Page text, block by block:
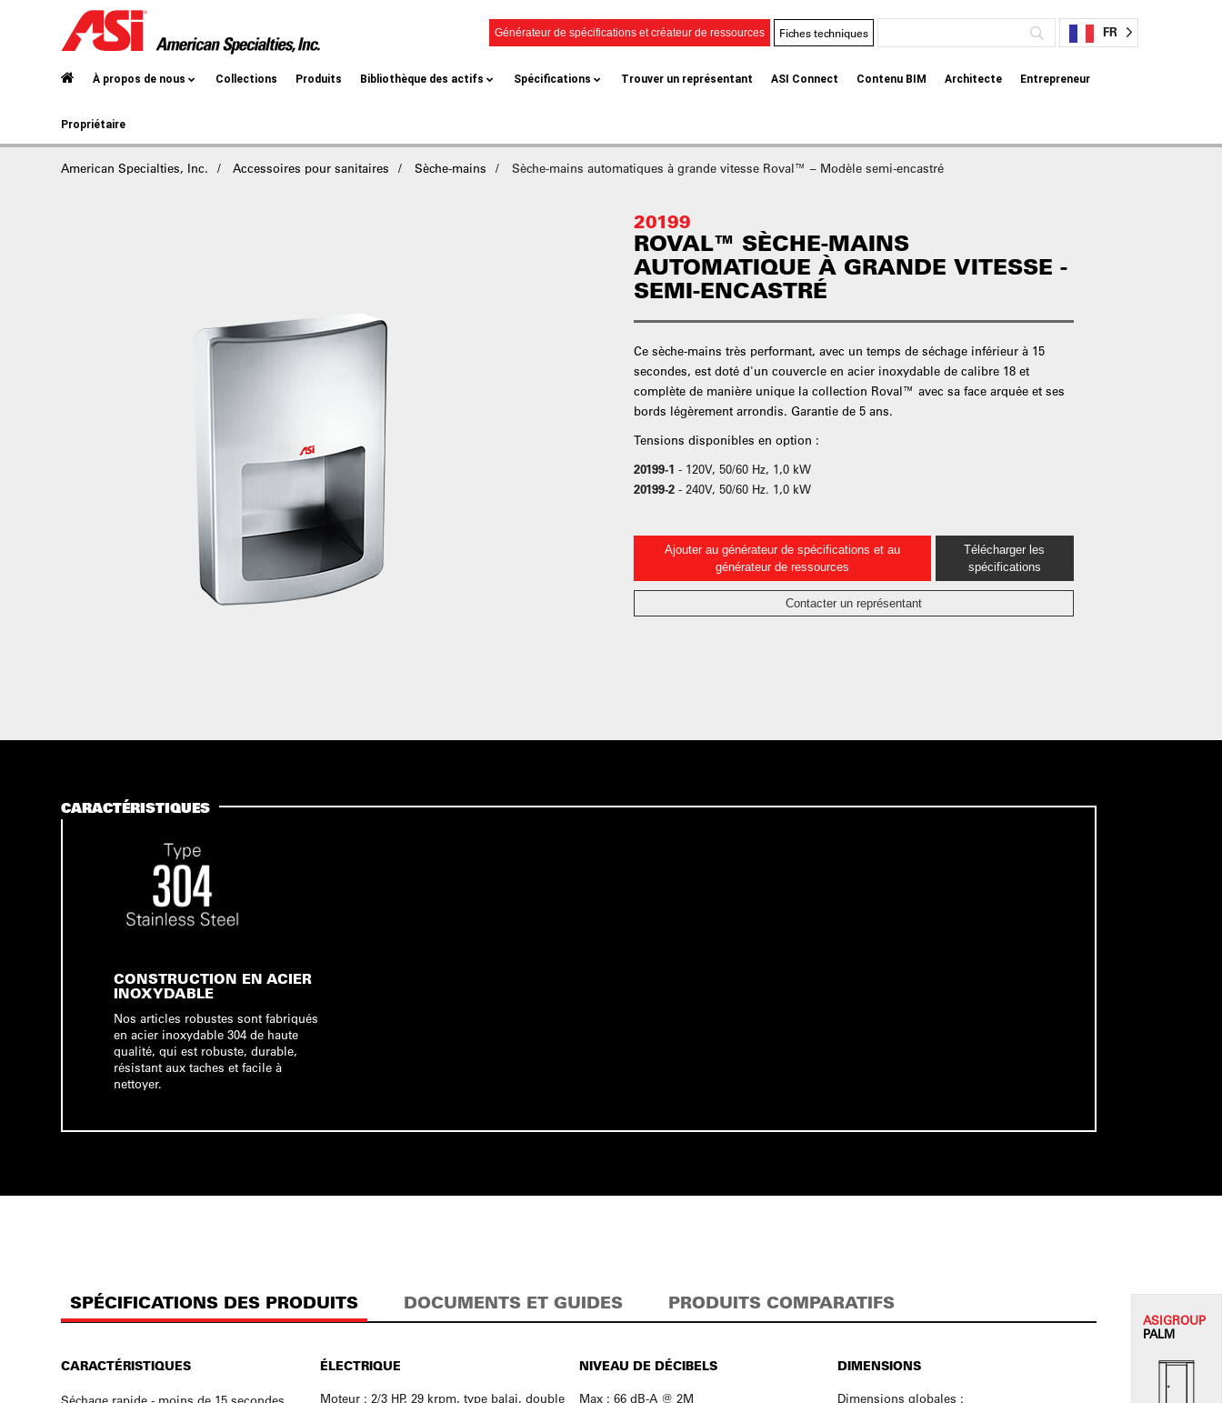
Générateur de spécifications et créateur de ressources Fiches techniques FR
À propos de nous Collections Produits Bibliothèque des actifs Spécifications Trouver un représentant ASI Connect Contenu BIM Architecte Entrepreneur
Propriétaire
American Specialties, Inc. Accessoires pour sanitaires Sèche-mains Sèche-mains automatiques à grande vitesse Roval™ – Modèle semi-encastré
20199
ROVAL™ SÈCHE-MAINS
AUTOMATIQUE À GRANDE VITESSE -
SEMI-ENCASTRÉ
Ce sèche-mains très performant, avec un temps de séchage inférieur à 15
secondes, est doté d'un couvercle en acier inoxydable de calibre 18 et
complète de manière unique la collection Roval™ avec sa face arquée et ses
bords légèrement arrondis. Garantie de 5 ans.
Tensions disponibles en option :
20199-1 - 120V, 50/60 Hz, 1,0 kW
20199-2 - 240V, 50/60 Hz. 1,0 kW
Ajouter au générateur de spécifications et au
générateur de ressources
Télécharger les
spécifications
Contacter un représentant
CARACTÉRISTIQUES
CONSTRUCTION EN ACIER
INOXYDABLE
Nos articles robustes sont fabriqués
en acier inoxydable 304 de haute
qualité, qui est robuste, durable,
résistant aux taches et facile à
nettoyer.
SPÉCIFICATIONS DES PRODUITS DOCUMENTS ET GUIDES PRODUITS COMPARATIFS
CARACTÉRISTIQUES
Séchage rapide - moins de 15 secondes
ÉLECTRIQUE
Moteur : 2/3 HP, 29 krpm, type balai, double
NIVEAU DE DÉCIBELS
Max : 66 dB-A @ 2M
DIMENSIONS
Dimensions globales :
ASIGROUP
PALM